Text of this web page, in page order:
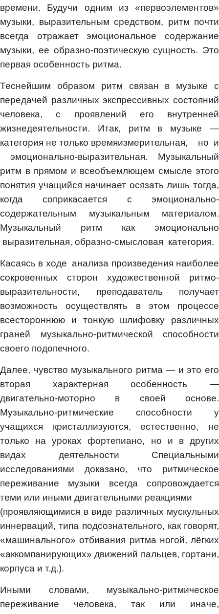
времени. Будучи одним из «первоэлементов»
музыки, выразительным средством, ритм почти
всегда отражает эмоциональное содержание
музыки, ее образно-поэтическую сущность. Это
первая особенность ритма.
Теснейшим образом ритм связан в музыке с
передачей различных экспрессивных состояний
человека, с проявлений его внутренней
жизнедеятельности. Итак, ритм в музыке —
категория не только времяизмерительная, но и
эмоционально-выразительная. Музыкальный
ритм в прямом и всеобъемлющем смысле этого
понятия учащийся начинает осязать лишь тогда,
когда соприкасается с эмоционально-
содержательным музыкальным материалом.
Музыкальный ритм как эмоционально
выразительная, образно-смысловая категория.
Касаясь в ходе анализа произведения наиболее
сокровенных сторон художественной ритмо-
выразительности, преподаватель получает
возможность осуществлять в этом процессе
всестороннюю и тонкую шлифовку различных
граней музыкально-ритмической способности
своего подопечного.
Далее, чувство музыкального ритма — и это его
вторая характерная особенность —
двигательно-моторно в своей основе.
Музыкально-ритмические способности у
учащихся кристаллизуются, естественно, не
только на уроках фортепиано, но и в других
видах деятельности Специальными
исследованиями доказано, что ритмическое
переживание музыки всегда сопровождается
теми или иными двигательными реакциями
(проявляющимися в виде различных мускульных
иннерваций, типа подсознательного, как говорят,
«машинального» отбивания ритма ногой, лёгких
«аккомпанирующих» движений пальцев, гортани,
корпуса и т.д.).
Иными словами, музыкально-ритмическое
переживание человека, так или иначе,